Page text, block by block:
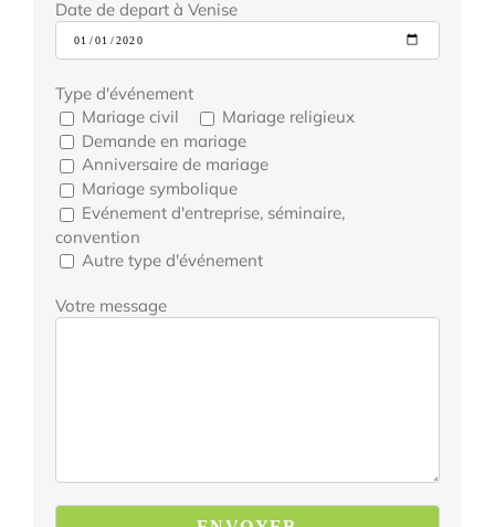
Date de depart à Venise
Type d'événement
Mariage civil
Mariage religieux
Demande en mariage
Anniversaire de mariage
Mariage symbolique
Evénement d'entreprise, séminaire,
convention
Autre type d'événement
Votre message